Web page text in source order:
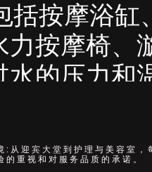
:从迎宾大堂到护理与美容室，
的重视和对服务品质的承诺。